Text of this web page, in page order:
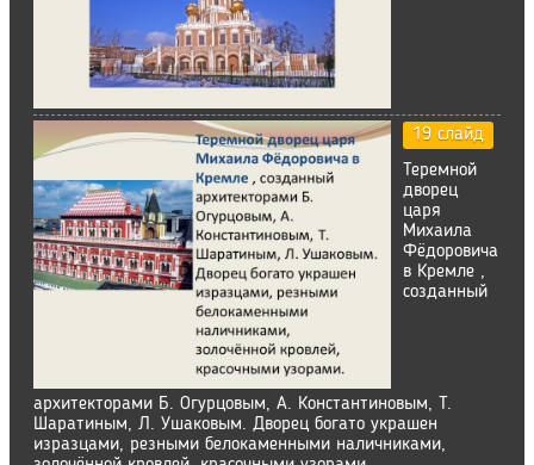
19 слайд
Теремной
дворец
царя
Михаила
Фёдоровича
в Кремле ,
созданный
архитекторами Б. Огурцовым, А. Константиновым, Т.
Шаратиным, Л. Ушаковым. Дворец богато украшен
изразцами, резными белокаменными наличниками,